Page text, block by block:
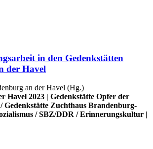
in den Gedenkstätten
der Havel
an der Havel (Hg.)
Havel 2023 | Gedenkstätte Opfer der
/Gedenkstätte Zuchthaus Brandenburg-
/SBZ/DDR /Erinnerungskultur |